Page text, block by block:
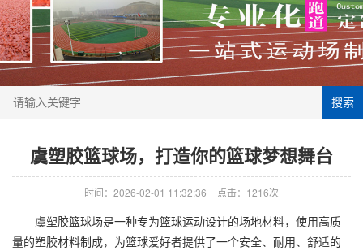
搜索
虞塑胶篮球场，打造你的篮球梦想舞台
时间：2026-02-01 11:32:36 点击：1216次
虞塑胶篮球场是一种专为篮球运动设计的场地材料，使用高质
量的塑胶材料制成，为篮球爱好者提供了一个安全、耐用、舒适的